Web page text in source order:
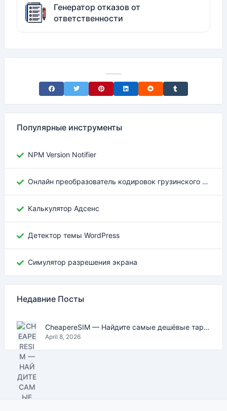
Генератор отказов от
ответственности
Share on Facebook
Share on TwitterShare on Pinterest
Share on LinkedIn
Share on RedditShare on Tumblr
Популярные инструменты
NPM Version Notifier
Онлайн преобразователь кодировок грузинского текста
Калькулятор Адсенс
Детектор темы WordPress
Симулятор разрешения экрана
Недавние Посты
CheapereSIM — Найдите самые дешёвые тарифы eSIM для путешествий в 2026
April 8, 2026